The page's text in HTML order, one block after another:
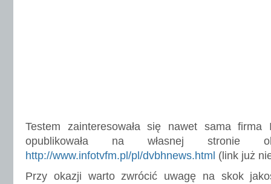
Testem zainteresowała się nawet sama
opublikowała na własnej stronie
http://www.infotvfm.pl/pl/dvbhnews.html (link już
Przy okazji warto zwrócić uwagę na skok